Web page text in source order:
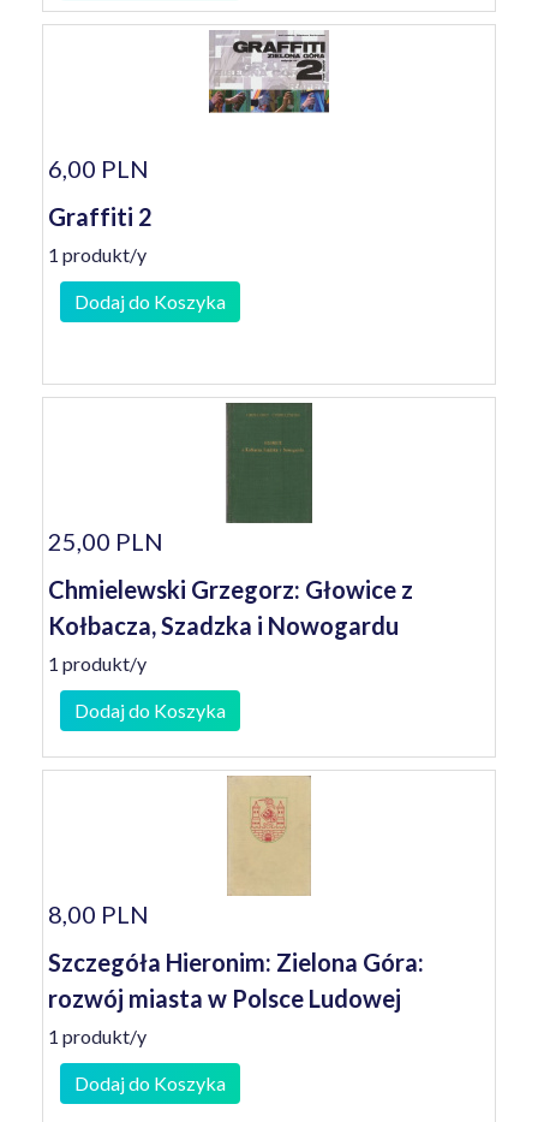
6,00 PLN
Graffiti 2
1 produkt/y
Dodaj do Koszyka
25,00 PLN
Chmielewski Grzegorz: Głowice z
Kołbacza, Szadzka i Nowogardu
1 produkt/y
Dodaj do Koszyka
8,00 PLN
Szczegóła Hieronim: Zielona Góra:
rozwój miasta w Polsce Ludowej
1 produkt/y
Dodaj do Koszyka